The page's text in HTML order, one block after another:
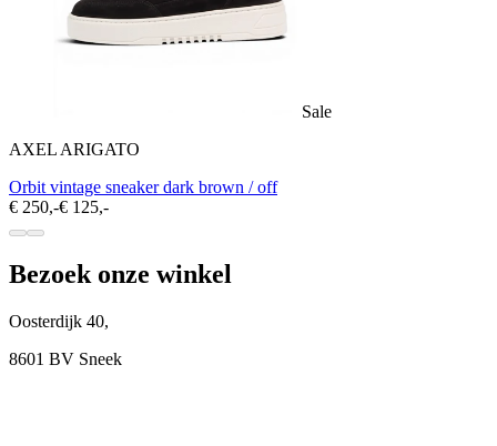
Sale
AXEL ARIGATO
Orbit vintage sneaker dark brown / off
€ 250,-€ 125,-
Bezoek onze winkel
Oosterdijk 40,
8601 BV Sneek